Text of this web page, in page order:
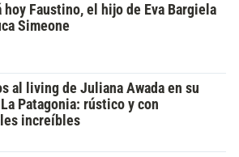
hoy Faustino, el hijo de Eva Bargiela
Simeone
al living de Juliana Awada en su
Patagonia: rústico y con
increíbles